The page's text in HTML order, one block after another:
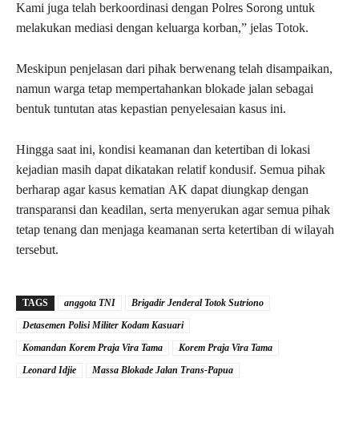
Kami juga telah berkoordinasi dengan Polres Sorong untuk
melakukan mediasi dengan keluarga korban,” jelas Totok.
Meskipun penjelasan dari pihak berwenang telah disampaikan,
namun warga tetap mempertahankan blokade jalan sebagai
bentuk tuntutan atas kepastian penyelesaian kasus ini.
Hingga saat ini, kondisi keamanan dan ketertiban di lokasi
kejadian masih dapat dikatakan relatif kondusif. Semua pihak
berharap agar kasus kematian AK dapat diungkap dengan
transparansi dan keadilan, serta menyerukan agar semua pihak
tetap tenang dan menjaga keamanan serta ketertiban di wilayah
tersebut.
TAGS anggota TNI
Brigadir Jenderal Totok Sutriono
Detasemen Polisi Militer Kodam Kasuari
Komandan Korem Praja Vira Tama
Korem Praja Vira Tama
Leonard Idjie
Massa Blokade Jalan Trans-Papua